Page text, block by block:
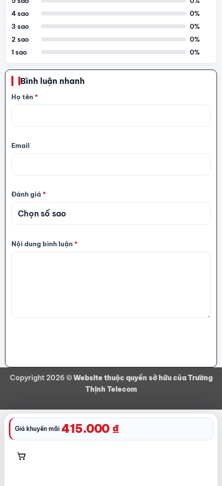
Giá khuyến mãi 415.000 ₫
THÊM
4 sao
0%
3 sao
0%
2 sao
0%
1 sao
0%
Bình luận nhanh
Họ tên *
Email
Đánh giá *
Nội dung bình luận *
Copyright 2026 ©Website thuộc quyền sở hữu của Trường
Thịnh Telecom